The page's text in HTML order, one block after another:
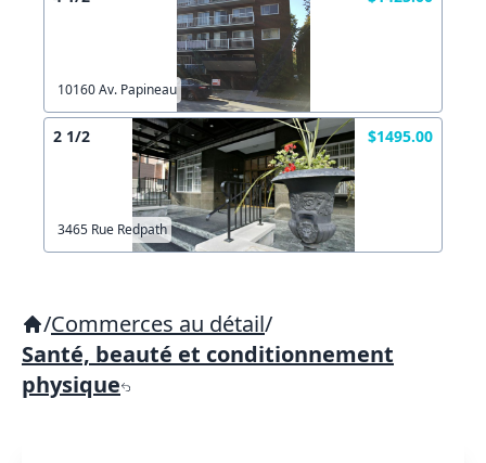
10160 Av. Papineau
2 1/2 $1495.00
3465 Rue Redpath
/Commerces au détail/
Santé, beauté et conditionnement
physique